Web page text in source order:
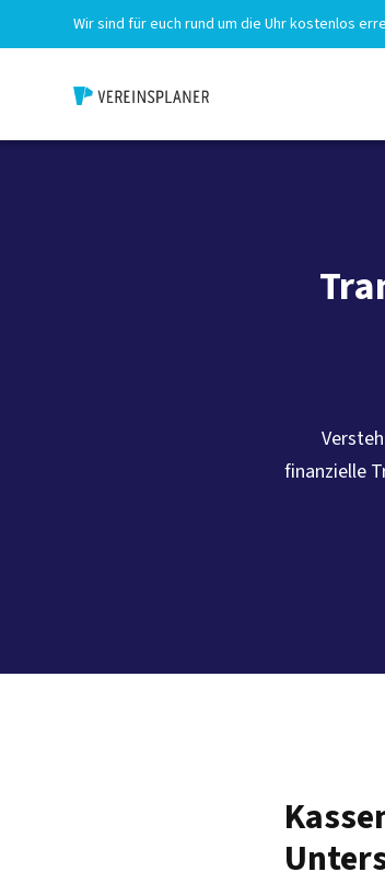
Wir sind für euch rund um die Uhr kostenlos
finanzielle